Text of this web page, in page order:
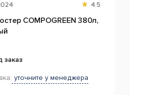
4.5
COMPOGREEN 380л,
заказ
уточните у менеджера